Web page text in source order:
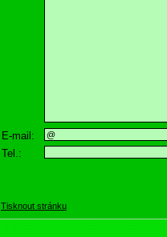
E-mail:
Tel.:
Tisknout stránku